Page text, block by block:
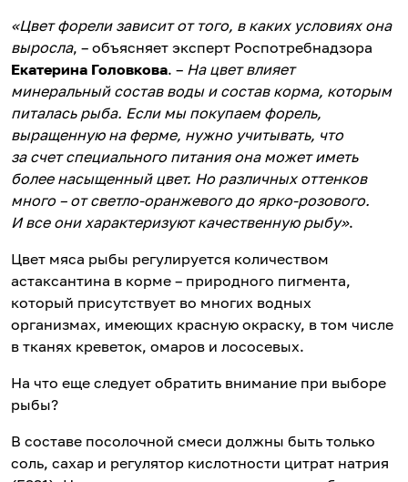
«Цвет форели зависит от того, в каких условиях она
выросла, – объясняет эксперт Роспотребнадзора
Екатерина Головкова. – На цвет влияет
минеральный состав воды и состав корма, которым
питалась рыба. Если мы покупаем форель,
выращенную на ферме, нужно учитывать, что
за счет специального питания она может иметь
более насыщенный цвет. Но различных оттенков
много – от светло-оранжевого до ярко-розового.
И все они характеризуют качественную рыбу».
Цвет мяса рыбы регулируется количеством
астаксантина в корме – природного пигмента,
который присутствует во многих водных
организмах, имеющих красную окраску, в том числе
в тканях креветок, омаров и лососевых.
На что еще следует обратить внимание при выборе
рыбы?
В составе посолочной смеси должны быть только
соль, сахар и регулятор кислотности цитрат натрия